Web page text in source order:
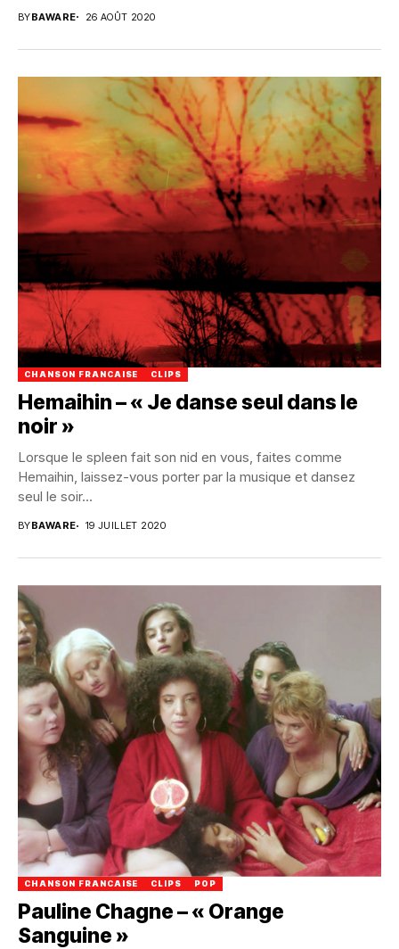
BYBAWARE 26 AOÛT 2020
CHANSON FRANCAISE CLIPS
Hemaihin – « Je danse seul dans le
noir »
Lorsque le spleen fait son nid en vous, faites comme
Hemaihin, laissez-vous porter par la musique et dansez
seul le soir...
BYBAWARE 19 JUILLET 2020
CHANSON FRANCAISE CLIPS POP
Pauline Chagne – « Orange
Sanguine »